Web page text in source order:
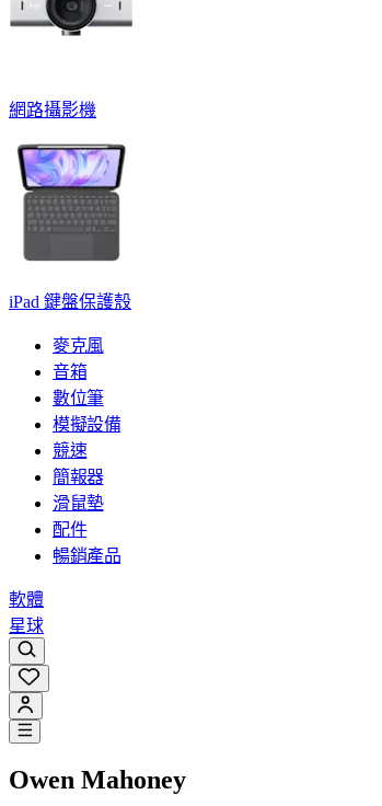
網路攝影機
iPad 鍵盤保護殼
麥克風
音箱
數位筆
模擬設備
競速
簡報器
滑鼠墊
配件
暢銷產品
軟體
星球
Owen Mahoney